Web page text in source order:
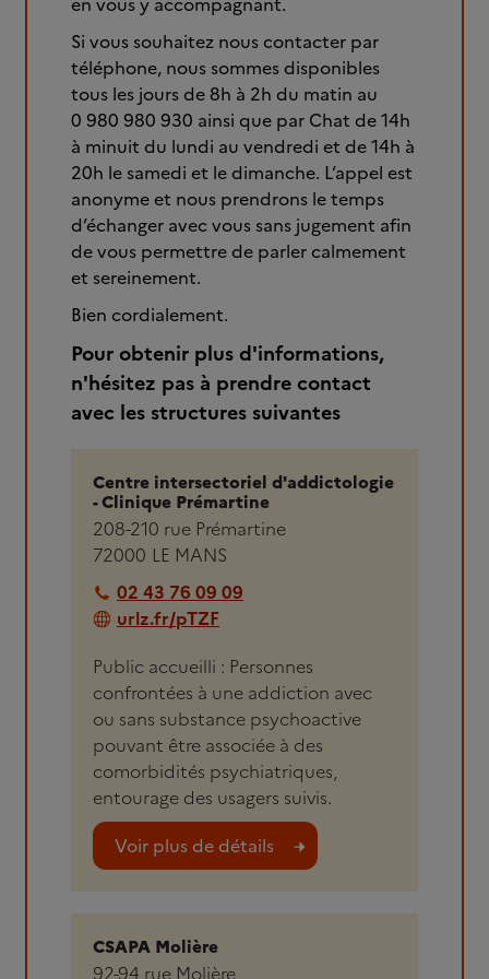
Si vous souhaitez nous contacter par
téléphone, nous sommes disponibles
tous les jours de 8h à 2h du matin au
0 980 980 930 ainsi que par Chat de 14h
à minuit du lundi au vendredi et de 14h à
20h le samedi et le dimanche. L’appel est
anonyme et nous prendrons le temps
d’échanger avec vous sans jugement afin
de vous permettre de parler calmement
et sereinement.
Bien cordialement.
Pour obtenir plus d'informations,
n'hésitez pas à prendre contact
avec les structures suivantes
Centre intersectoriel d'addictologie
- Clinique Prémartine
208-210 rue Prémartine
72000 LE MANS
02 43 76 09 09
urlz.fr/pTZF
Public accueilli : Personnes
confrontées à une addiction avec
ou sans substance psychoactive
pouvant être associée à des
comorbidités psychiatriques,
entourage des usagers suivis.
Voir plus de détails
CSAPA Molière
92-94 rue Molière